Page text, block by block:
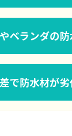
ベランダの
で防水材が